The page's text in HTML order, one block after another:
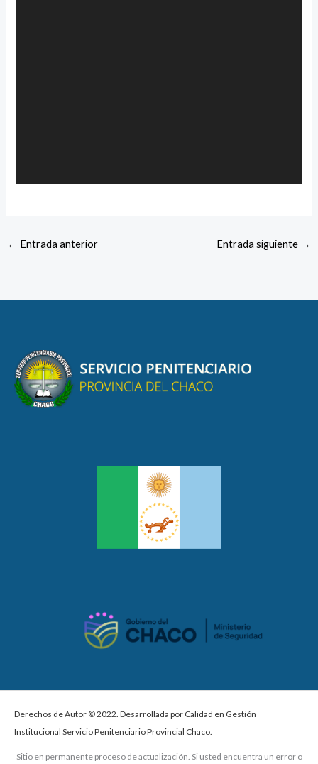
← Entrada anterior Entrada siguiente →
Derechos de Autor © 2022. Desarrollada por Calidad en Gestión
Institucional Servicio Penitenciario Provincial Chaco.
Sitio en permanente proceso de actualización. Si usted encuentra un error o